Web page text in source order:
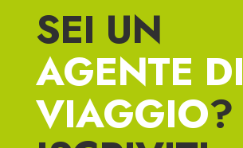
SEI UN
AGENTE DI
VIAGGIO?